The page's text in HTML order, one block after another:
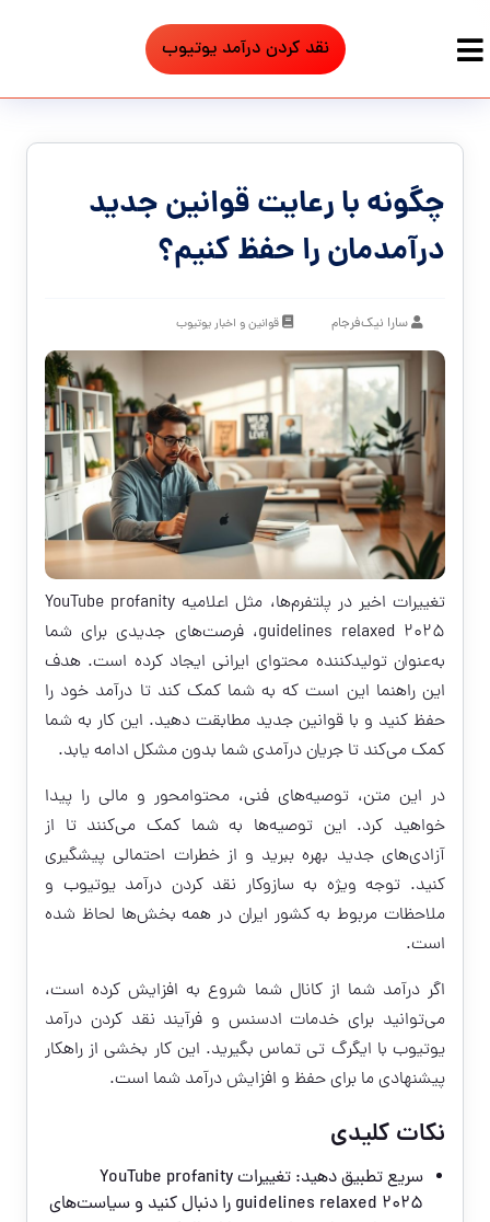
نقد کردن درآمد یوتیوب
چگونه با رعایت قوانین جدید
درآمدمان را حفظ کنیم؟
سارا نیک‌فرجام قوانین و اخبار یوتیوب
تغییرات اخیر در پلتفرم‌ها، مثل اعلامیه YouTube profanity
guidelines relaxed 2025، فرصت‌های جدیدی برای شما
به‌عنوان تولیدکننده محتوای ایرانی ایجاد کرده است. هدف
این راهنما این است که به شما کمک کند تا درآمد خود را
حفظ کنید و با قوانین جدید مطابقت دهید. این کار به شما
کمک می‌کند تا جریان درآمدی شما بدون مشکل ادامه یابد.
در این متن، توصیه‌های فنی، محتوا‌محور و مالی را پیدا
خواهید کرد. این توصیه‌ها به شما کمک می‌کنند تا از
آزادی‌های جدید بهره ببرید و از خطرات احتمالی پیشگیری
کنید. توجه ویژه به سازوکار نقد کردن درآمد یوتیوب و
ملاحظات مربوط به کشور ایران در همه بخش‌ها لحاظ شده
است.
اگر درآمد شما از کانال شما شروع به افزایش کرده است،
می‌توانید برای خدمات ادسنس و فرآیند نقد کردن درآمد
یوتیوب با ایگرگ تی تماس بگیرید. این کار بخشی از راهکار
پیشنهادی ما برای حفظ و افزایش درآمد شما است.
نکات کلیدی
سریع تطبیق دهید: تغییرات YouTube profanity
guidelines relaxed 2025 را دنبال کنید و سیاست‌های